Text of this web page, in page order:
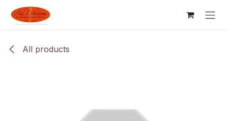
Skip to Content
All products